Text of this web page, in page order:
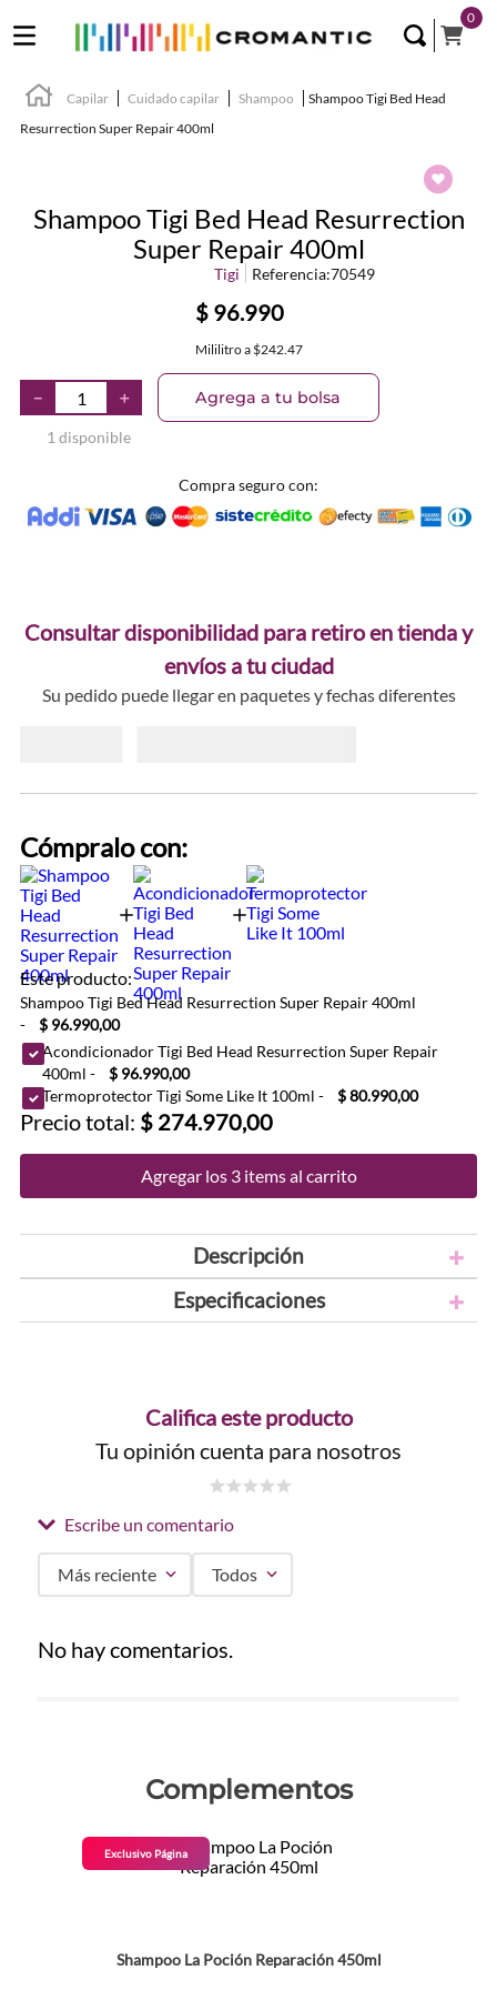
0
Capilar Cuidado capilar Shampoo
Shampoo Tigi Bed Head
Resurrection Super Repair 400ml
Shampoo Tigi Bed Head Resurrection
Super Repair 400ml
Tigi Referencia:70549
$ 96.990
Mililitroa $242.47
＋
－
1 disponible
Agrega a tu bolsa
Compra seguro con:
Consultar disponibilidad para retiro en tienda y
envíos a tu ciudad
Su pedido puede llegar en paquetes y fechas diferentes
Cómpralo con:
Este producto:
Shampoo Tigi Bed Head Resurrection Super Repair 400ml
-
$ 96.990,00
Acondicionador Tigi Bed Head Resurrection Super Repair
400ml -
$ 96.990,00
Termoprotector Tigi Some Like It 100ml - $ 80.990,00
Precio total: $ 274.970,00
Agregar los 3 items al carrito
Descripción
Especificaciones
Califica este producto
Tu opinión cuenta para nosotros
Escribe un comentario
Título
Más reciente Todos
No hay comentarios.
Complementos
Exclusivo Página
Shampoo La Poción Reparación 450ml